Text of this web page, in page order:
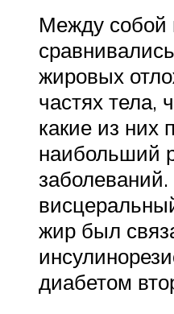
Между собой
жировых
частях тела,
какие из них
наибольший
жир был
диабетом